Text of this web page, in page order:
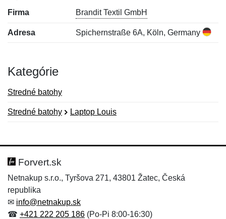
Firma Brandit Textil GmbH
Adresa Spichernstraße 6A, Köln, Germany
Kategórie
Stredné batohy
Stredné batohy Laptop Louis
Hodnotenie:
Meno:*
Meno:
E-mail:*
Forvert.sk
Netnakup s.r.o., Tyršova 271, 43801 Žatec, Česká
republika
✉ info@netnakup.sk
☎ +421 222 205 186 (Po-Pi 8:00-16:30)